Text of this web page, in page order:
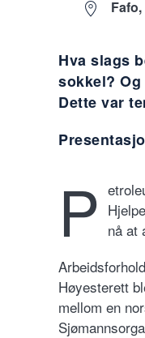
Hva slags
sokkel?
Dette var
P nå at
Høyesterett
mellom en